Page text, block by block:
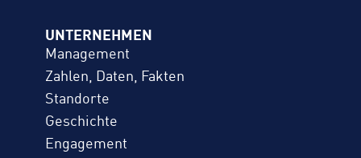
UNTERNEHMEN
Management
Zahlen, Daten, Fakten
Standorte
Geschichte
Engagement